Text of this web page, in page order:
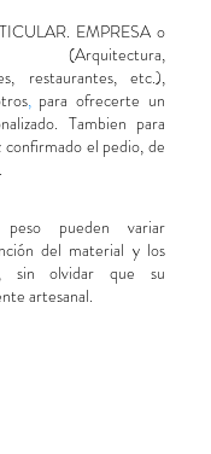
EMPRESA o
(Arquitectura,
restaurantes, etc.),
,para ofrecerte un
Tambien para
el pedio, de
pueden variar
del material y los
sin olvidar que su
artesanal.